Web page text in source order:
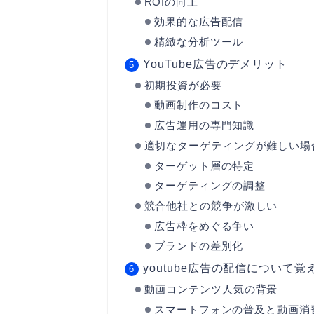
効果的な広告配信
精緻な分析ツール
YouTube広告のデメリット
初期投資が必要
動画制作のコスト
広告運用の専門知識
適切なターゲティングが難しい場
ターゲット層の特定
ターゲティングの調整
競合他社との競争が激しい
広告枠をめぐる争い
ブランドの差別化
youtube広告の配信について覚
動画コンテンツ人気の背景
スマートフォンの普及と動画消